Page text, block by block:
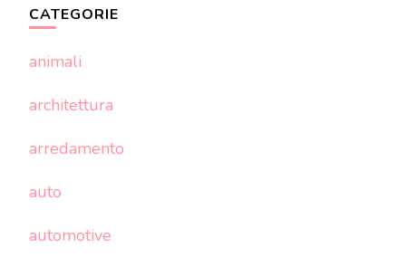
CATEGORIE
animali
architettura
arredamento
auto
automotive